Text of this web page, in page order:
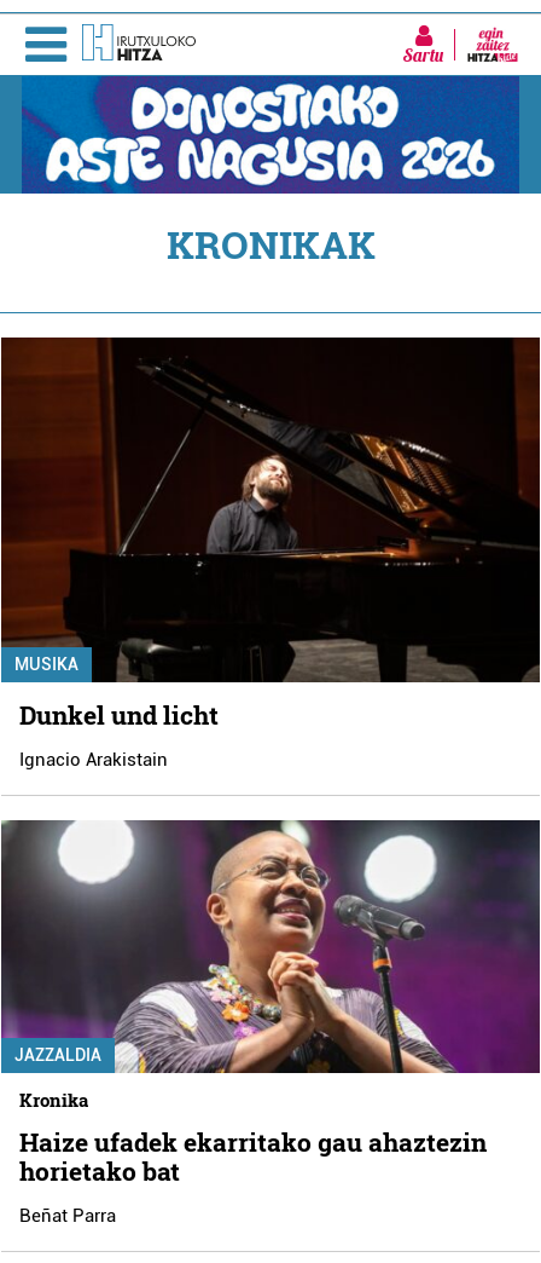
Sartu
KRONIKAK
MUSIKA
Dunkel und licht
Ignacio Arakistain
JAZZALDIA
Kronika
Haize ufadek ekarritako gau ahaztezin
horietako bat
Beñat Parra